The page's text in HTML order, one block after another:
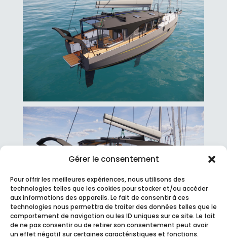
Gérer le consentement
Pour offrir les meilleures expériences, nous utilisons des
technologies telles que les cookies pour stocker et/ou accéder
aux informations des appareils. Le fait de consentir à ces
technologies nous permettra de traiter des données telles que le
comportement de navigation ou les ID uniques sur ce site. Le fait
de ne pas consentir ou de retirer son consentement peut avoir
un effet négatif sur certaines caractéristiques et fonctions.